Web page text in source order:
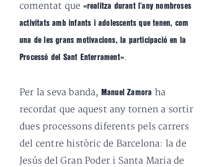
comentat que «realitza durant l’any nombroses
activitats amb infants i adolescents que tenen, com
una de les grans motivacions, la participació en la
Processó del Sant Enterrament».
Per la seva banda, Manuel Zamora ha
recordat que aquest any tornen a sortir
dues processons diferents pels carrers
del centre històric de Barcelona: la de
Jesús del Gran Poder i Santa Maria de